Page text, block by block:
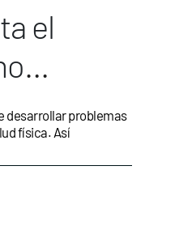
el
desarrollar problemas
física. Así